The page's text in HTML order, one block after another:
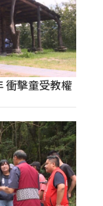
衝擊童受教權